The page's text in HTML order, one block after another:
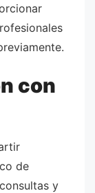
con
de
y